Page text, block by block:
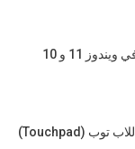
حل مشكلة Disk Usage 100% في ويندوز 11 و 10
حل مشكلة الماوس لا يعمل في اللاب توب (Touchpad)